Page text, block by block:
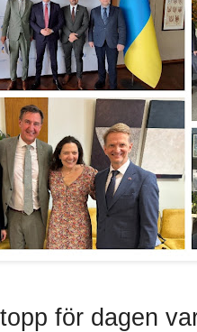
för dagen